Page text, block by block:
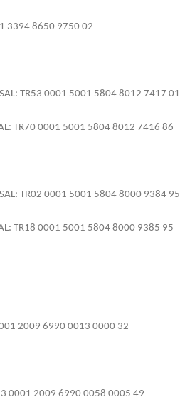
3394 8650 9750 02
TR53 0001 5001 5804 8012 7417 01
TR70 0001 5001 5804 8012 7416 86
TR02 0001 5001 5804 8000 9384 95
TR18 0001 5001 5804 8000 9385 95
2009 6990 0013 0000 32
0001 2009 6990 0058 0005 49